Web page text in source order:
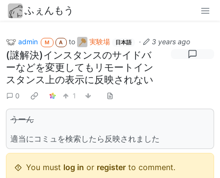
ふぇんもう
admin M A to 実験場 日本語 · 3 years ago
(謎解決)インスタンスのサイドバ
ーなどを変更してもリモートイン
スタンス上の表示に反映されない
0 1
うーん
適当にコミュを検索したら反映されました
You must log in or register to comment.